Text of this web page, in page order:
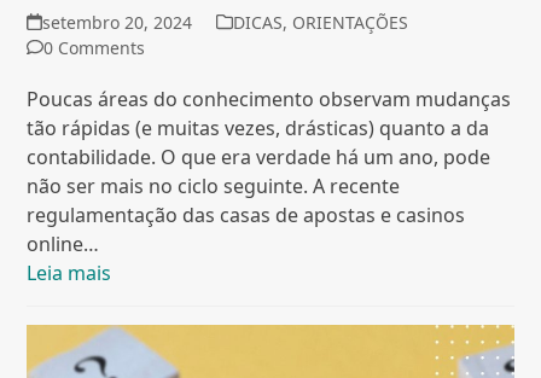
setembro 20, 2024 DICAS, ORIENTAÇÕES
0 Comments
Poucas áreas do conhecimento observam mudanças
tão rápidas (e muitas vezes, drásticas) quanto a da
contabilidade. O que era verdade há um ano, pode
não ser mais no ciclo seguinte. A recente
regulamentação das casas de apostas e casinos
online…
Leia mais